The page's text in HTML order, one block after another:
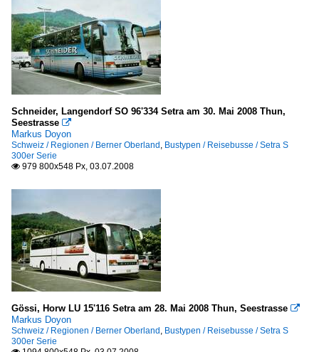
Stadtrundfahrten
Berlin
Europa
Antwerpen
Griechenland - Regionen
Thassos
Griechenland - Städte
Kos
Italien - Betriebe
SASA
Schneider, Langendorf SO 96'334 Setra am 30. Mai 2008 Thun,
Seestrasse 
Markus Doyon
Schweiz / Regionen / Berner Oberland , Bustypen / Reisebusse / Setra S
300er Serie
 979 800x548 Px, 03.07.2008
Gössi, Horw LU 15'116 Setra am 28. Mai 2008 Thun, Seestrasse 
Markus Doyon
Schweiz / Regionen / Berner Oberland , Bustypen / Reisebusse / Setra S
300er Serie